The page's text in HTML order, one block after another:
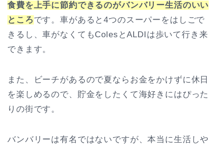
食費を上手に節約できるのがバンバリー生活のいい
ところです。車があると4つのスーパーをはしごで
きるし、車がなくてもColesとALDIは歩いて行き来
できます。
また、ビーチがあるので夏ならお金をかけずに休日
を楽しめるので、貯金をしたくて海好きにはぴった
りの街です。
バンバリーは有名ではないですが、本当に生活しや